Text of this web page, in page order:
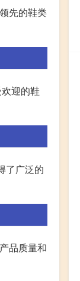
先的鞋类
迎的鞋
了广泛的
品质量和